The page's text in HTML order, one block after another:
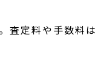
査定料や手数料